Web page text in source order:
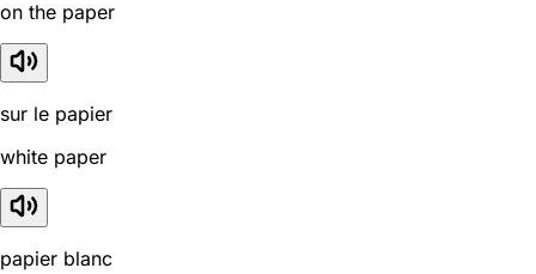
on the paper
sur le papier
white paper
papier blanc